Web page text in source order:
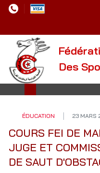
Des
ÉDUCATION 23 MARS
COURS FEI DE
JUGE ET
DE SAUT